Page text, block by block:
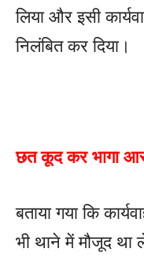
लिया और इसी
निलंबित कर दिया।
छत कूद कर भागा
बताया गया कि
भी थाने में मौजूद